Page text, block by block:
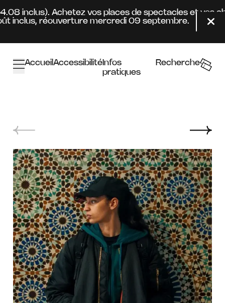
inclus). Achetez vos places de spectacles et vos
réouverture mercredi 09 septembre.
AccueilAccessibilitéInfos
pratiques
Recherche